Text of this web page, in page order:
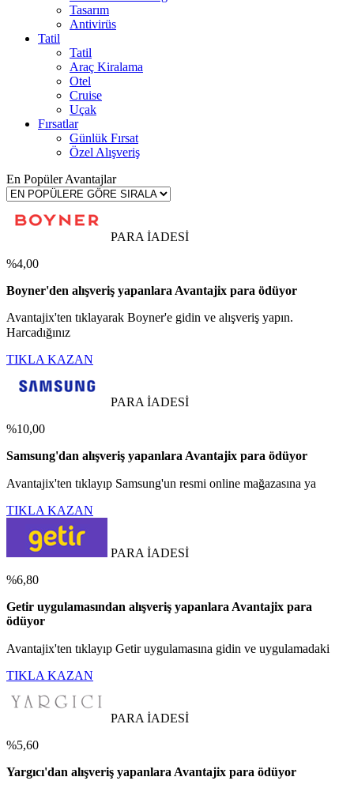
Tasarım
Antivirüs
Tatil
Tatil
Araç Kiralama
Otel
Cruise
Uçak
Fırsatlar
Günlük Fırsat
Özel Alışveriş
En Popüler Avantajlar
PARA İADESİ
%4,00
Boyner'den alışveriş yapanlara Avantajix para ödüyor
Avantajix'ten tıklayarak Boyner'e gidin ve alışveriş yapın.
Harcadığınız
TIKLA KAZAN
PARA İADESİ
%10,00
Samsung'dan alışveriş yapanlara Avantajix para ödüyor
Avantajix'ten tıklayıp Samsung'un resmi online mağazasına ya
TIKLA KAZAN
PARA İADESİ
%6,80
Getir uygulamasından alışveriş yapanlara Avantajix para
ödüyor
Avantajix'ten tıklayıp Getir uygulamasına gidin ve uygulamadaki
TIKLA KAZAN
PARA İADESİ
%5,60
Yargıcı'dan alışveriş yapanlara Avantajix para ödüyor